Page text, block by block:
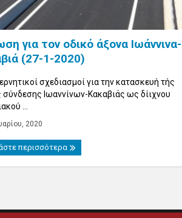
για τον οδικό άξονα Ιωάννινα-
(27-1-2020)
σχεδιασμοί για την κατασκευή τής
σύνδεσης Ιωαννίνων-Κακαβιάς ως δίιχνου
...
2020
περισσότερα